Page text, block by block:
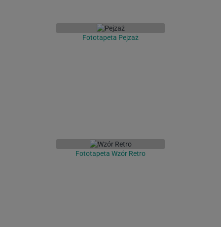
Fototapeta Pejzaż
Fototapeta Wzór Retro